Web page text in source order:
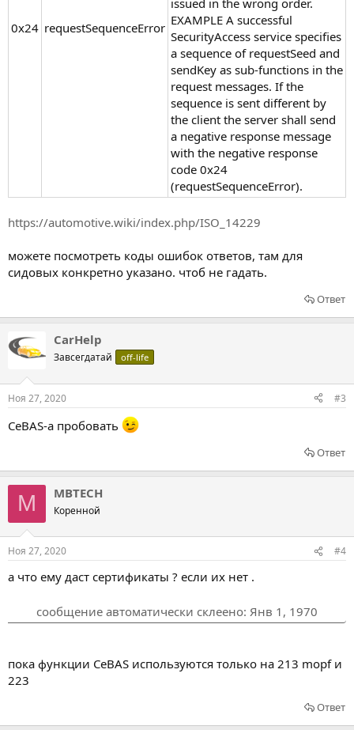
0x24 requestSequenceError
issued in the wrong order.
EXAMPLE A successful
SecurityAccess service specifies
a sequence of requestSeed and
sendKey as sub-functions in the
request messages. If the
sequence is sent different by
the client the server shall send
a negative response message
with the negative response
code 0x24
(requestSequenceError).
https://automotive.wiki/index.php/ISO_14229
можете посмотреть коды ошибок ответов, там для
сидовых конкретно указано. чтоб не гадать.
Ответ
CarHelp
Завсегдатай off-life
Ноя 27, 2020 #3
CeBAS-а пробовать
Ответ
M MBTECH
Коренной
Ноя 27, 2020 #4
а что ему даст сертификаты ? если их нет .
сообщение автоматически склеено: Янв 1, 1970
пока функции CeBAS используются только на 213 mopf и
223
Ответ